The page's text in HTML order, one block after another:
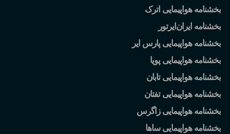
بخشنامه هواپیمایی اترک
بخشنامه ایران ایرتور
بخشنامه هواپیمایی پارس ایر
بخشنامه هواپیمایی پویا
بخشنامه هواپیمایی تابان
بخشنامه هواپیمایی تفتان
بخشنامه هواپیمایی زاگرس
بخشنامه هواپیمایی ساها